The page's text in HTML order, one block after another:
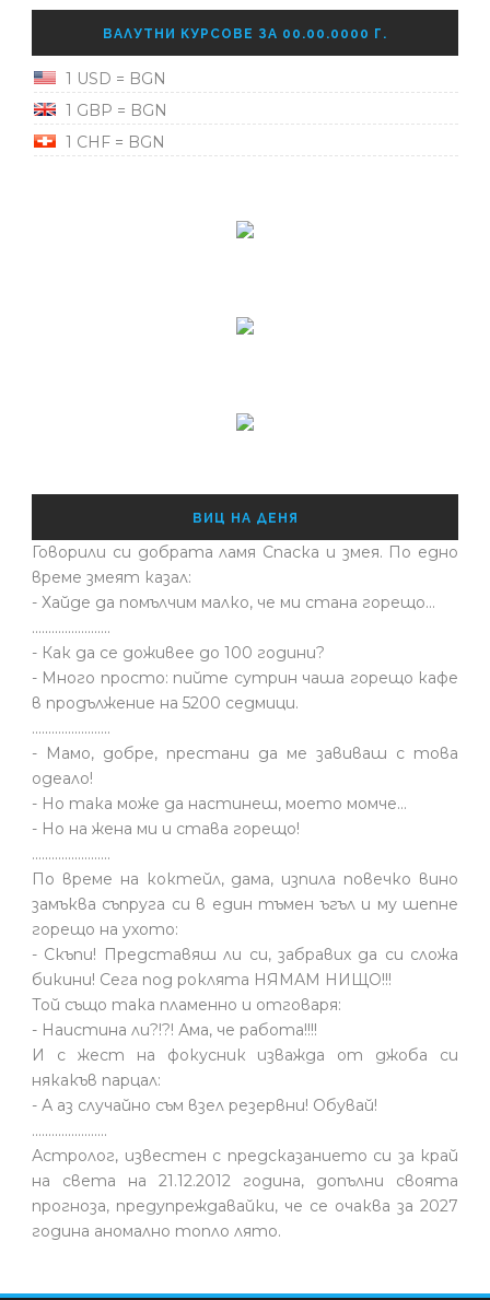
ВАЛУТНИ КУРСОВЕ ЗА 00.00.0000 Г.
1 USD = BGN
1 GBP = BGN
1 CHF = BGN
ВИЦ НА ДЕНЯ
Говорили си добрата ламя Спаска и змея. По едно
време змеят казал:
- Хайде да помълчим малко, че ми стана горещо...
........................
- Как да се доживее до 100 години?
- Много просто: пийте сутрин чаша горещо кафе
в продължение на 5200 седмици.
........................
- Мамо, добре, престани да ме завиваш с това
одеало!
- Но така може да настинеш, моето момче…
- Но на жена ми и става горещо!
........................
По време на коктейл, дама, изпила повечко вино
замъква съпруга си в един тъмен ъгъл и му шепне
горещо на ухото:
- Скъпи! Представяш ли си, забравих да си сложа
бикини! Сега под роклята НЯМАМ НИЩО!!!
Той също така пламенно и отговаря:
- Наистина ли?!?! Ама, че работа!!!!
И с жест на фокусник изважда от джоба си
някакъв парцал:
- А аз случайно съм взел резервни! Обувай!
.......................
Астролог, известен с предсказанието си за край
на света на 21.12.2012 година, допълни своята
прогноза, предупреждавайки, че се очаква за 2027
година аномално топло лято.